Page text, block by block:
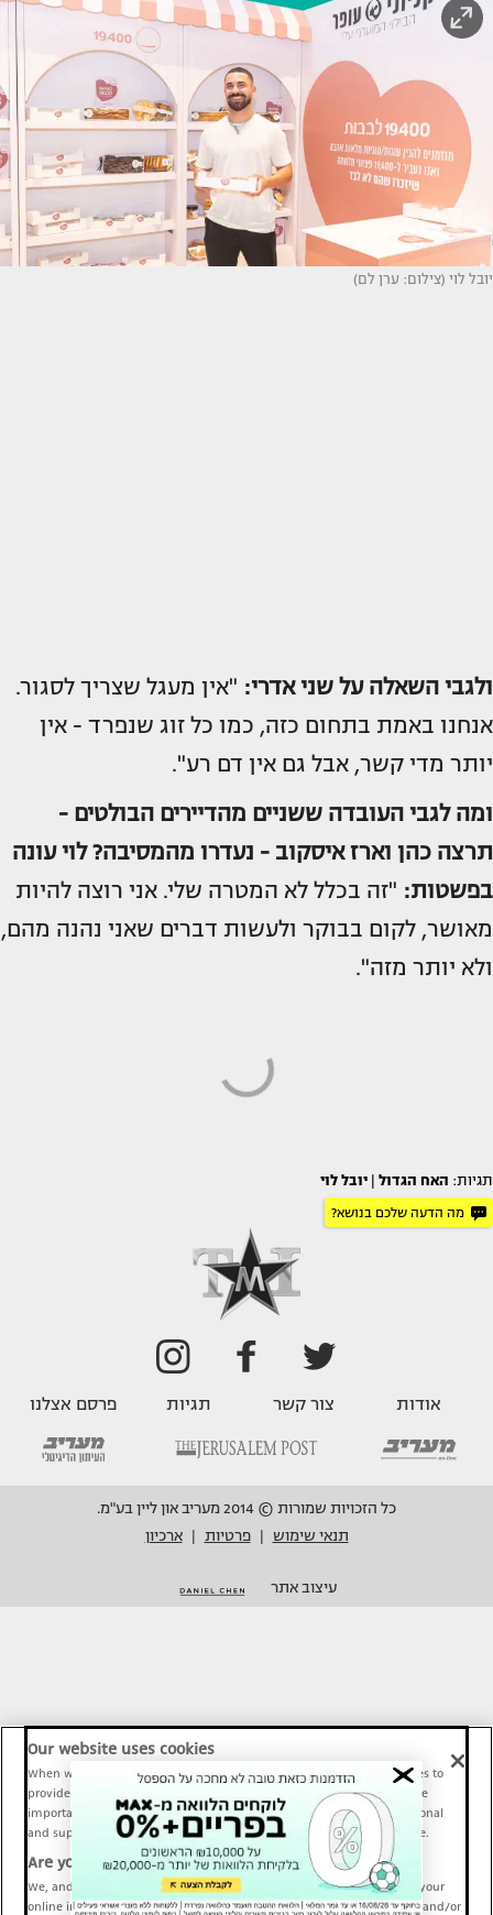
יובל לוי (צילום: ערן לם)
ולגבי השאלה על שני אדרי: "אין מעגל שצריך לסגור.
אנחנו באמת בתחום כזה, כמו כל זוג שנפרד - אין
יותר מדי קשר, אבל גם אין דם רע".
ומה לגבי העובדה ששניים מהדיירים הבולטים -
תרצה כהן וארז איסקוב - נעדרו מהמסיבה?לוי עונה
בפשטות: "זה בכלל לא המטרה שלי. אני רוצה להיות
מאושר, לקום בבוקר ולעשות דברים שאני נהנה מהם,
ולא יותר מזה".
תגיות: האח הגדול יובל לוי
מה הדעה שלכם בנושא?
אודות צור קשר תגיות פרסם אצלנו
כל הזכויות שמורות © 2014 מעריב און ליין בע"מ.
תנאי שימוש
פרטיות ארכיון
עיצוב אתר
Our website uses cookies
When we provide Maariv, TMI and Sport1 content online, we use cookies to
provide social media features and to analyze our traffic. These tools are
important and necessary for our website functionality. Others are optional
and support Maariv, TMI and Sport1 activity and your online experience.
Are you happy to accept cookies?
We, and our partners, use information about your use of our site and your
online interactions to improve our services and to personalize content and/or